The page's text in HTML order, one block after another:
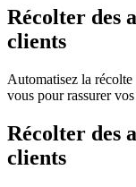
Récolter des
clients
Automatisez la récolte
vous pour rassurer
Récolter des
clients